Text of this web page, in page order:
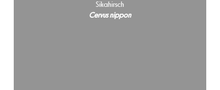
Sikahirsch
Cervus nippon